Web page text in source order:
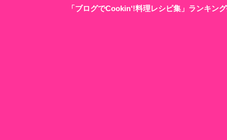
「ブログでCookin‘!料理レシピ集」ランキン